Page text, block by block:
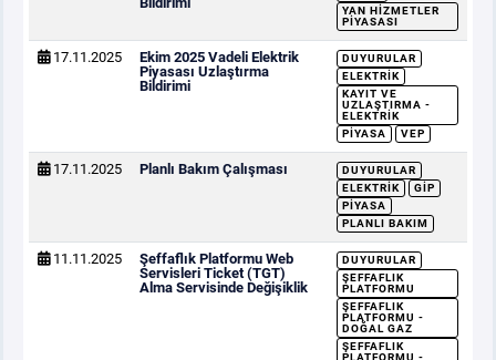
YAN HIZMETLER
PIYASASI
17.11.2025
Ekim 2025 Vadeli Elektrik
Piyasası Uzlaştırma
Bildirimi
DUYURULAR
ELEKTRIK
KAYIT VE
UZLAŞTIRMA -
ELEKTRIK
PIYASA
VEP
17.11.2025 Planlı Bakım Çalışması
DUYURULAR
ELEKTRIK
GİP
PIYASA
PLANLI BAKIM
11.11.2025
Şeffaflık Platformu Web
Servisleri Ticket (TGT)
Alma Servisinde Değişiklik
DUYURULAR
ŞEFFAFLIK
PLATFORMU
ŞEFFAFLIK
PLATFORMU -
DOĞAL GAZ
ŞEFFAFLIK
PLATFORMU -